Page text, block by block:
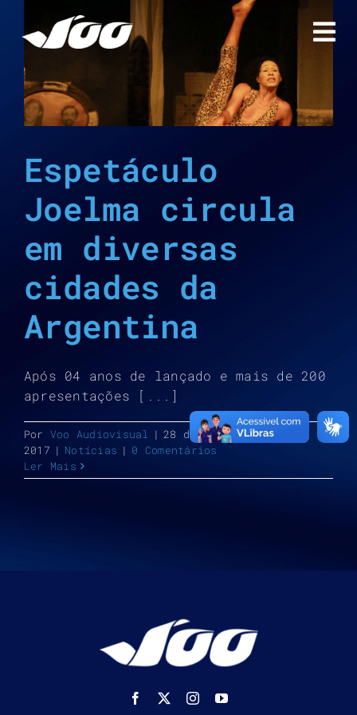
para
conteúdo
Espetáculo
Joelma circula
em diversas
cidades da
Argentina
Após 04 anos de lançado e mais de 200
apresentações [...]
Por Voo Audiovisual | 28 de setembro de
2017 | Notícias | 0 Comentários
Ler Mais